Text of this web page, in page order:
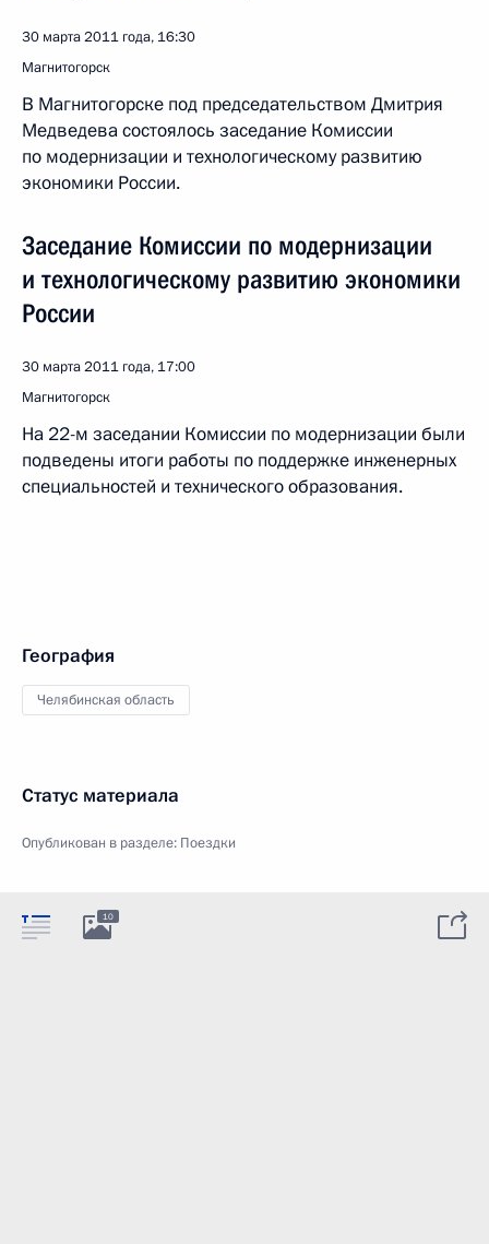
30 марта 2011 года, 16:30
Магнитогорск
В Магнитогорске под председательством Дмитрия
Медведева состоялось заседание Комиссии
по модернизации и технологическому развитию
экономики России.
Заседание Комиссии по модернизации
и технологическому развитию экономики
России
30 марта 2011 года, 17:00
Магнитогорск
На 22-м заседании Комиссии по модернизации были
подведены итоги работы по поддержке инженерных
специальностей и технического образования.
География
Челябинская область
Статус материала
Опубликован в разделе: Поездки
10